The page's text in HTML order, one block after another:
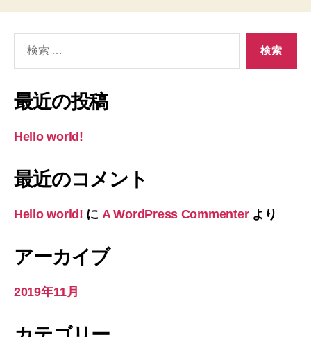
象:
最近の投稿
Hello world!
最近のコメント
Hello world! に A WordPress Commenterより
アーカイブ
2019年11月